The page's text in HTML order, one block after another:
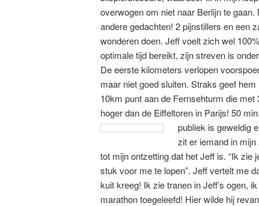
overwogen om niet naar Berlijn te
andere gedachten! 2 pijnstillers en een
wonderen doen. Jeff voelt zich wel
optimale tijd bereikt, zijn streven is
De eerste kilometers verlopen
maar niet goed sluiten. Straks geef
10km punt aan de Fernsehturm die
hoger dan de Eiffeltoren in Parijs! 50
publiek is geweldig
zit er iemand in
tot mijn ontzetting dat het Jeff is. “Ik zie
stuk voor me te lopen”. Jeff vertelt me
kuit kreeg! Ik zie tranen in Jeff’s ogen,
marathon toegeleefd! Hier wilde hij